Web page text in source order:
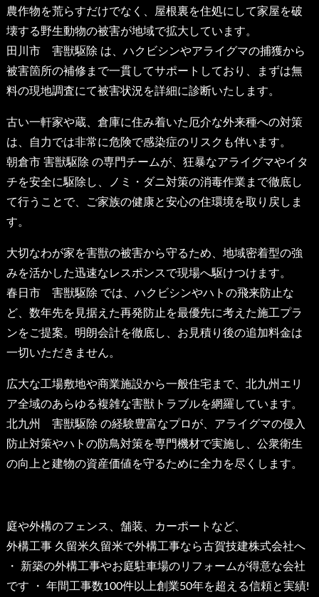
農作物を荒らすだけでなく、屋根裏を住処にして家屋を破
壊する野生動物の被害が地域で拡大しています。
田川市 害獣駆除 は、ハクビシンやアライグマの捕獲から
被害箇所の補修まで一貫してサポートしており、まずは無
料の現地調査にて被害状況を詳細に診断いたします。
古い一軒家や蔵、倉庫に住み着いた厄介な外来種への対策
は、自力では非常に危険で感染症のリスクも伴います。
朝倉市 害獣駆除 の専門チームが、狂暴なアライグマやイタ
チを安全に駆除し、ノミ・ダニ対策の消毒作業まで徹底し
て行うことで、ご家族の健康と安心の住環境を取り戻しま
す。
大切なわが家を害獣の被害から守るため、地域密着型の強
みを活かした迅速なレスポンスで現場へ駆けつけます。
春日市 害獣駆除 では、ハクビシンやハトの飛来防止な
ど、数年先を見据えた再発防止を最優先に考えた施工プラ
ンをご提案。明朗会計を徹底し、お見積り後の追加料金は
一切いただきません。
広大な工場敷地や商業施設から一般住宅まで、北九州エリ
ア全域のあらゆる複雑な害獣トラブルを網羅しています。
北九州 害獣駆除 の経験豊富なプロが、アライグマの侵入
防止対策やハトの防鳥対策を専門機材で実施し、公衆衛生
の向上と建物の資産価値を守るために全力を尽くします。
庭や外構のフェンス、舗装、カーポートなど、
外構工事 久留米久留米で外構工事なら古賀技建株式会社へ
・ 新築の外構工事やお庭駐車場のリフォームが得意な会社
です ・ 年間工事数100件以上創業50年を超える信頼と実績!